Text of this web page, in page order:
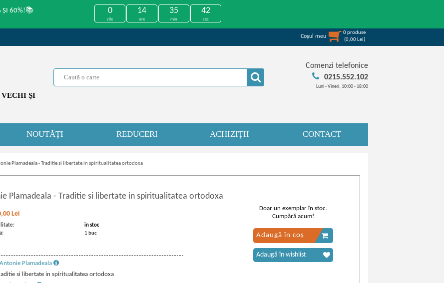
ȘI 60%!📚 0
zile
14
ore
35
min
42
sec
Coşul meu
0produse
(0,00 Lei)
ŞI
Comenzi telefonice
0215.552.102
Luni - Vineri, 10:00 - 18:00
NOUTĂȚI REDUCERI ACHIZIȚII CONTACT
Plamadeala - Traditie si libertate in spiritualitatea ortodoxa
Plamadeala - Traditie si libertate in spiritualitatea ortodoxa
Lei
in stoc
1 buc
Antonie Plamadeala
si libertate in spiritualitatea ortodoxa
Doar un exemplar în stoc.
Cumpără acum!
Adaugă în coș
Adaugă în wishlist